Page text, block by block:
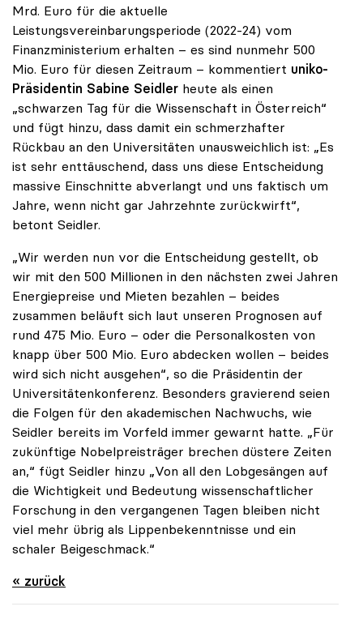
Mrd. Euro für die aktuelle
Leistungsvereinbarungsperiode (2022-24) vom
Finanzministerium erhalten – es sind nunmehr 500
Mio. Euro für diesen Zeitraum – kommentiert uniko-
Präsidentin Sabine Seidler heute als einen
„schwarzen Tag für die Wissenschaft in Österreich“
und fügt hinzu, dass damit ein schmerzhafter
Rückbau an den Universitäten unausweichlich ist: „Es
ist sehr enttäuschend, dass uns diese Entscheidung
massive Einschnitte abverlangt und uns faktisch um
Jahre, wenn nicht gar Jahrzehnte zurückwirft“,
betont Seidler.
„Wir werden nun vor die Entscheidung gestellt, ob
wir mit den 500 Millionen in den nächsten zwei Jahren
Energiepreise und Mieten bezahlen – beides
zusammen beläuft sich laut unseren Prognosen auf
rund 475 Mio. Euro – oder die Personalkosten von
knapp über 500 Mio. Euro abdecken wollen – beides
wird sich nicht ausgehen“, so die Präsidentin der
Universitätenkonferenz. Besonders gravierend seien
die Folgen für den akademischen Nachwuchs, wie
Seidler bereits im Vorfeld immer gewarnt hatte. „Für
zukünftige Nobelpreisträger brechen düstere Zeiten
an,“ fügt Seidler hinzu „Von all den Lobgesängen auf
die Wichtigkeit und Bedeutung wissenschaftlicher
Forschung in den vergangenen Tagen bleiben nicht
viel mehr übrig als Lippenbekenntnisse und ein
schaler Beigeschmack.“
« zurück